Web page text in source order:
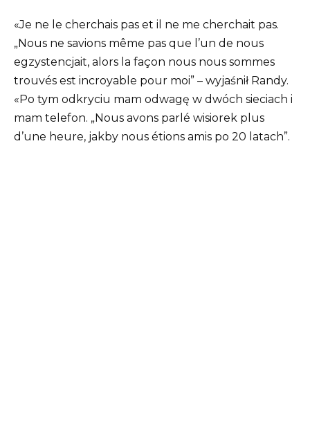
«Je ne le cherchais pas et il ne me cherchait pas.
„Nous ne savions même pas que l’un de nous
egzystencjait, alors la façon nous nous sommes
trouvés est incroyable pour moi” – wyjaśnił Randy.
«Po tym odkryciu mam odwagę w dwóch sieciach i
mam telefon. „Nous avons parlé wisiorek plus
d’une heure, jakby nous étions amis po 20 latach”.